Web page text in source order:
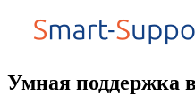
Умная поддержка